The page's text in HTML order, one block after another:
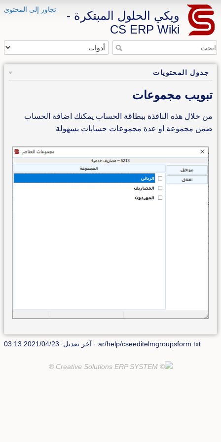
تجاوز إلى المحتوى
ويكي الحلول المبتكرة -
CS ERP Wiki
جدول المحتويات
تبويب مجموعات
من خلال هذه النافذة ببطاقة الحساب يمكنك اضافة الحساب
ضمن مجموعة او عدة مجموعات حسابات بسهولة
ar/help/cseeditelmgroupsform.txt · آخر تعديل: 2021/04/23 03:13